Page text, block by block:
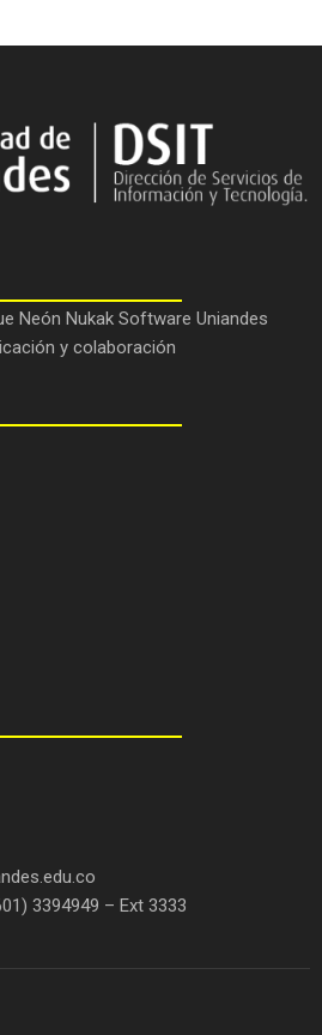
Neón Nukak Software Uniandes
y colaboración
3394949 – Ext 3333